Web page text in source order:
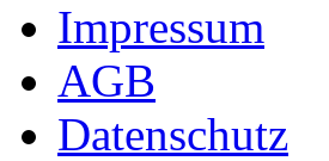
Impressum
AGB
Datenschutz